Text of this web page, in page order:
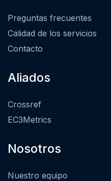
Preguntas frecuentes
Calidad de los servicios
Contacto
Aliados
Crossref
EC3Metrics
Nosotros
Nuestro equipo